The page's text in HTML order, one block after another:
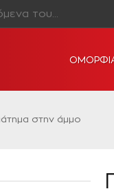
του…
στην άμμο